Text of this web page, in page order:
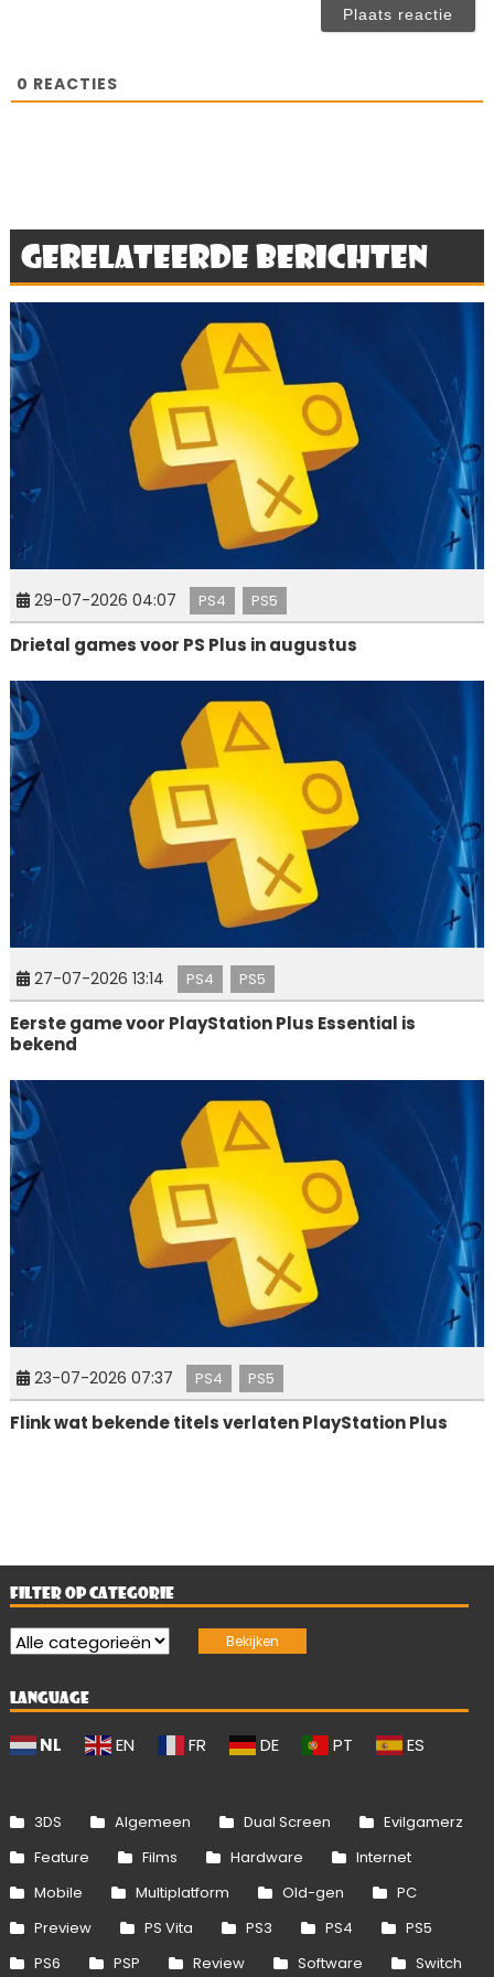
0 REACTIES
Gerelateerde berichten
29-07-2026 04:07 PS4 PS5
Drietal games voor PS Plus in augustus
27-07-2026 13:14 PS4 PS5
Eerste game voor PlayStation Plus Essential is
bekend
23-07-2026 07:37 PS4 PS5
Flink wat bekende titels verlaten PlayStation Plus
FILTER OP CATEGORIE
LANGUAGE
NL EN FR DE PT ES
3DS Algemeen Dual Screen
Evilgamerz
Feature
Films Hardware
Internet
Mobile
Multiplatform Old-gen
PC
Preview
PS Vita PS3 PS4
PS5
PS6
PSP Review Software Switch